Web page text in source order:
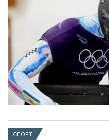
СПОРТ